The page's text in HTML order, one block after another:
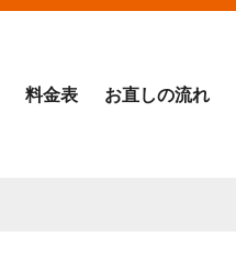
料金表 お直しの流れ